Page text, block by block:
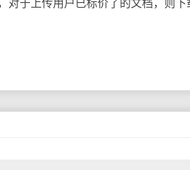
对于上传用户已标价了的文档，则下